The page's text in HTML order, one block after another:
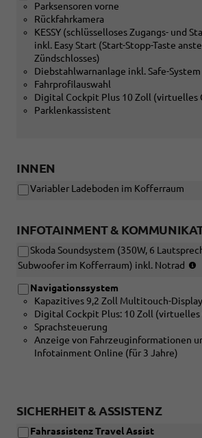
Parksensoren vorne
Rückfahrkamera
KESSY (schlüsselloses Zugangs- und
inkl. Easy Start (Start-Stopp-Taste
Zündschlosses)
Diebstahlwarnanlage inkl. Safe-System
Fahrprofilauswahl
Digital Cockpit Plus 10 Zoll (virtuelles
Parklenkassistent
INNEN
Variabler Ladeboden im Kofferraum
INFOTAINMENT &
Skoda Soundsystem (350W, 6
Subwoofer im Kofferraum) inkl. Notrad
Navigationssystem
Kapazitives 9,2 Zoll Multitouch-Display
Digital Cockpit Plus: 10 Zoll (virtuelles
Sprachsteuerung
Anzeige von Fahrzeuginformationen
Infotainment Online (für 3 Jahre)
SICHERHEIT & ASSISTENZ
Fahrassistenz Travel Assist